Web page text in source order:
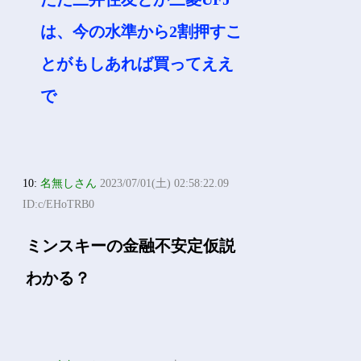
は、今の水準から2割押すこ
とがもしあれば買ってええ
で
10:名無しさん 2023/07/01(土) 02:58:22.09
ID:c/EHoTRB0
ミンスキーの金融不安定仮説
わかる？